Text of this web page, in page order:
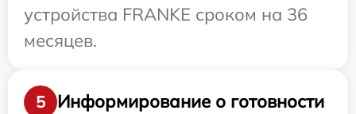
устройства FRANKE сроком на 36
месяцев.
5
Информирование о готовности